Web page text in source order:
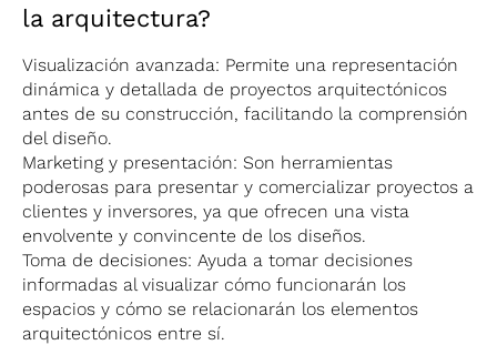
la arquitectura?
Visualización avanzada: Permite una representación
dinámica y detallada de proyectos arquitectónicos
antes de su construcción, facilitando la comprensión
del diseño.
Marketing y presentación: Son herramientas
poderosas para presentar y comercializar proyectos a
clientes y inversores, ya que ofrecen una vista
envolvente y convincente de los diseños.
Toma de decisiones: Ayuda a tomar decisiones
informadas al visualizar cómo funcionarán los
espacios y cómo se relacionarán los elementos
arquitectónicos entre sí.